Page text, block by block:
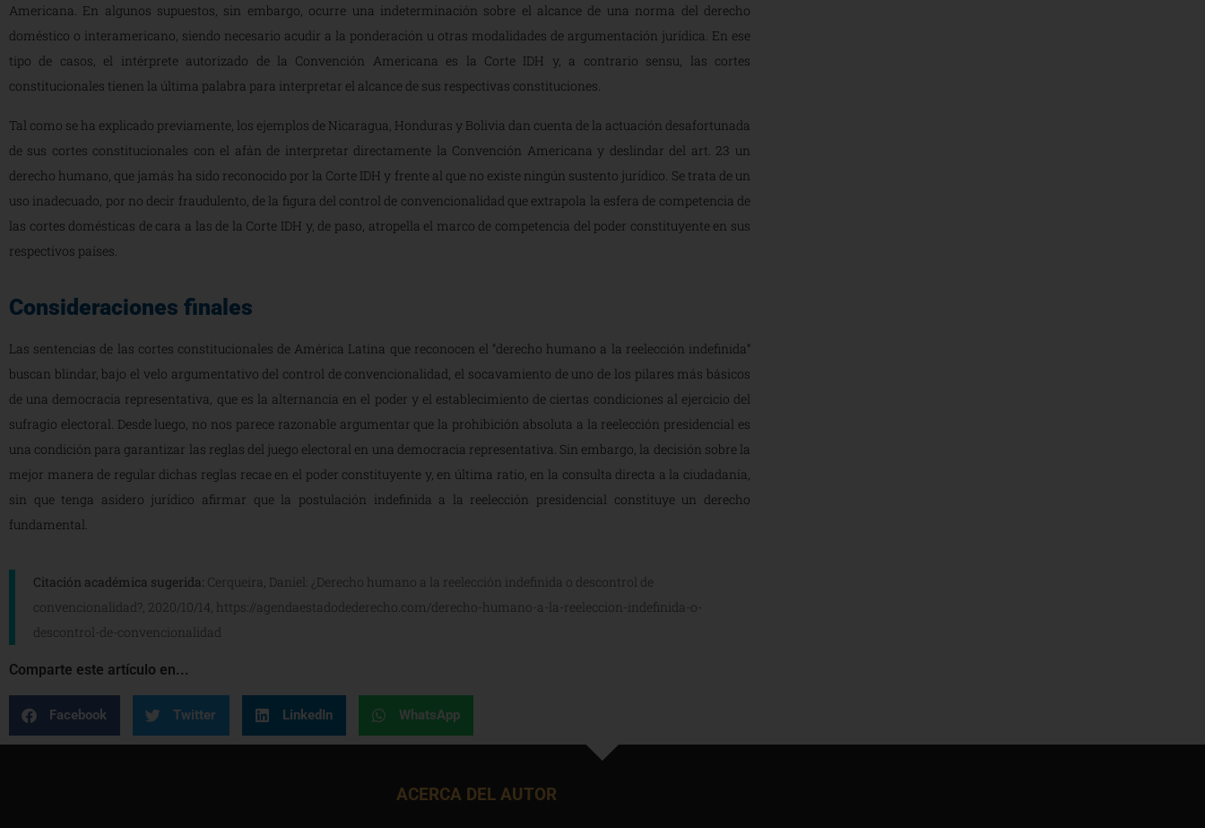
Americana. En algunos supuestos, sin embargo, ocurre una indeterminación sobre el alcance de una norma del derecho
doméstico o interamericano, siendo necesario acudir a la ponderación u otras modalidades de argumentación jurídica. En ese
tipo de casos, el intérprete autorizado de la Convención Americana es la Corte IDH y, a contrario sensu, las cortes
constitucionales tienen la última palabra para interpretar el alcance de sus respectivas constituciones.
Tal como se ha explicado previamente, los ejemplos de Nicaragua, Honduras y Bolivia dan cuenta de la actuación desafortunada
de sus cortes constitucionales con el afán de interpretar directamente la Convención Americana y deslindar del art. 23 un
derecho humano, que jamás ha sido reconocido por la Corte IDH y frente al que no existe ningún sustento jurídico. Se trata de un
uso inadecuado, por no decir fraudulento, de la figura del control de convencionalidad que extrapola la esfera de competencia de
las cortes domésticas de cara a las de la Corte IDH y, de paso, atropella el marco de competencia del poder constituyente en sus
respectivos países.
Consideraciones finales
Las sentencias de las cortes constitucionales de América Latina que reconocen el “derecho humano a la reelección indefinida”
buscan blindar, bajo el velo argumentativo del control de convencionalidad, el socavamiento de uno de los pilares más básicos
de una democracia representativa, que es la alternancia en el poder y el establecimiento de ciertas condiciones al ejercicio del
sufragio electoral. Desde luego, no nos parece razonable argumentar que la prohibición absoluta a la reelección presidencial es
una condición para garantizar las reglas del juego electoral en una democracia representativa. Sin embargo, la decisión sobre la
mejor manera de regular dichas reglas recae en el poder constituyente y, en última ratio, en la consulta directa a la ciudadanía,
sin que tenga asidero jurídico afirmar que la postulación indefinida a la reelección presidencial constituye un derecho
fundamental.
Citación académica sugerida: Cerqueira, Daniel: ¿Derecho humano a la reelección indefinida o descontrol de
convencionalidad?, 2020/10/14, https://agendaestadodederecho.com/derecho-humano-a-la-reeleccion-indefinida-o-
descontrol-de-convencionalidad
Comparte este artículo en...
Facebook Twitter LinkedIn WhatsApp
ACERCA DEL AUTOR